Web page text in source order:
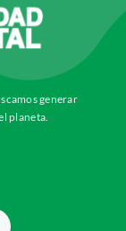
generar
planeta.